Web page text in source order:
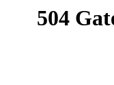
504